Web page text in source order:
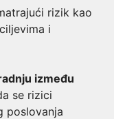
rizik kao
i
između
se rizici
poslovanja